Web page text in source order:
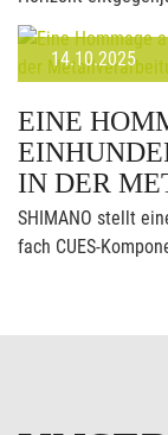
14.10.2025
EINE
IN DER
SHIMANO stellt
fach CUES-